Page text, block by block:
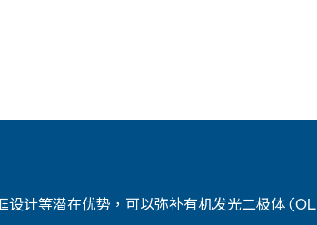
计等潜在优势，可以弥补有机发光二极体